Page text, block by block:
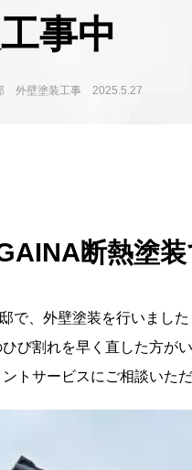
事中
外壁塗装工事 2025.5.27
断熱塗
で、外壁塗装を行いました
び割れを早く直した方が
トサービスにご相談いた